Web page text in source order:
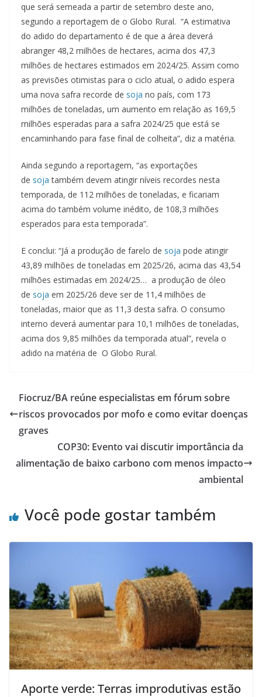
que será semeada a partir de setembro deste ano,
segundo a reportagem de o Globo Rural. “A estimativa
do adido do departamento é de que a área deverá
abranger 48,2 milhões de hectares, acima dos 47,3
milhões de hectares estimados em 2024/25. Assim como
as previsões otimistas para o ciclo atual, o adido espera
uma nova safra recorde de soja no país, com 173
milhões de toneladas, um aumento em relação as 169,5
milhões esperadas para a safra 2024/25 que está se
encaminhando para fase final de colheita”, diz a matéria.
Ainda segundo a reportagem, “as exportações
de soja também devem atingir níveis recordes nesta
temporada, de 112 milhões de toneladas, e ficariam
acima do também volume inédito, de 108,3 milhões
esperados para esta temporada”.
E conclui: “Já a produção de farelo de soja pode atingir
43,89 milhões de toneladas em 2025/26, acima das 43,54
milhões estimadas em 2024/25… a produção de óleo
de soja em 2025/26 deve ser de 11,4 milhões de
toneladas, maior que as 11,3 desta safra. O consumo
interno deverá aumentar para 10,1 milhões de toneladas,
acima dos 9,85 milhões da temporada atual”, revela o
adido na matéria de O Globo Rural.
Fiocruz/BA reúne especialistas em fórum sobre
riscos provocados por mofo e como evitar doenças
graves
COP30: Evento vai discutir importância da
alimentação de baixo carbono com menos impacto
ambiental
Você pode gostar também
Aporte verde: Terras improdutivas estão